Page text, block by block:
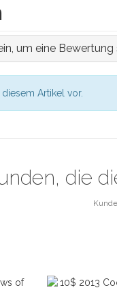
um eine Bewertung
Artikel vor.
die